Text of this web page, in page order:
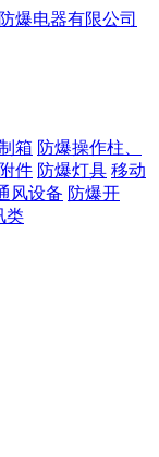
箱 防爆操作柱、
件 防爆灯具 移动
风设备 防爆开
类